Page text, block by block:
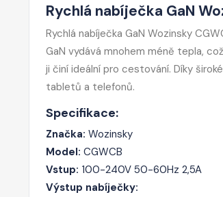
Rychlá nabíječka GaN
Rychlá nabíječka GaN Wozinsky
GaN vydává mnohem méně tepla,
ji činí ideální pro cestování. Díky
tabletů a telefonů.
Specifikace:
Značka: Wozinsky
Model: CGWCB
Vstup: 100-240V 50-60Hz 2,5A
Výstup nabíječky: